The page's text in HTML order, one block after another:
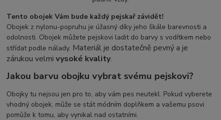
Tento obojek Vám bude každý pejskař závidět!
Obojek z nylonu-popruhu je úžasný díky jeho škále barevnosti a
odolnosti. Obojek můžete pejskovi ladit do barvy s vodítkem nebo
střídat podle nálady. Materiál je dostatečně pevný a je
zárukou velmivysoké kvality.
Jakou barvu obojku vybrat svému pejskovi?
Obojky tu nejsou jen pro to, aby vám pes neutekl. Pokud vyberete
vhodný obojek, může se stát módním doplňkem a vašemu psovi
pomůže k tomu, aby vynikal nad ostatními.